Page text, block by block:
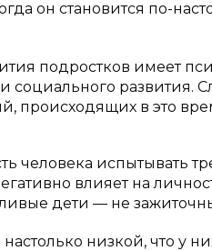
он становится по-
подростков имеет
социального развития.
происходящих в это
человека испытывать
влияет на
дети — не
низкой, что у